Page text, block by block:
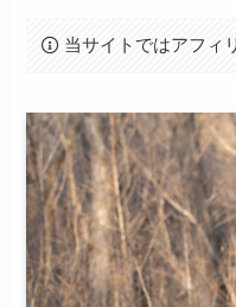
当サイトではアフィ